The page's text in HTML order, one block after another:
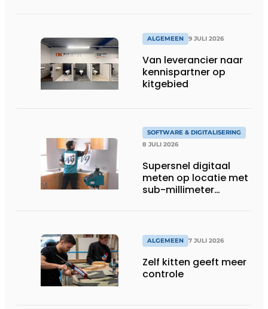
ALGEMEEN 9 JULI 2026
Van leverancier naar
kennispartner op
kitgebied
SOFTWARE & DIGITALISERING
8 JULI 2026
Supersnel digitaal
meten op locatie met
sub-millimeter
ALGEMEEN 7 JULI 2026
Zelf kitten geeft meer
controle